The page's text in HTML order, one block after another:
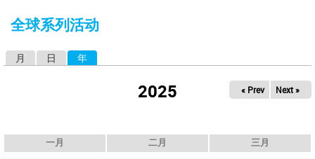
这
全球系列活动
月 日 年
2025 « Prev Next »
一月 二月 三月